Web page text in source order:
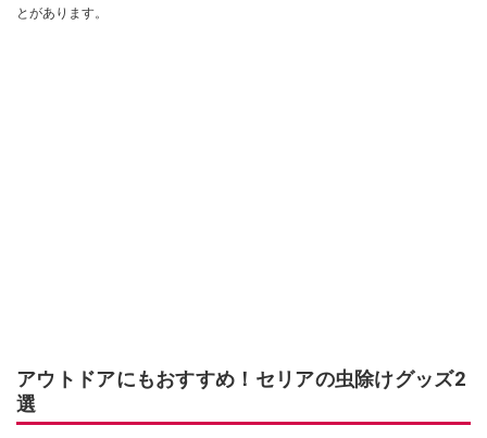
とがあります。
アウトドアにもおすすめ！セリアの虫除けグッズ2
選